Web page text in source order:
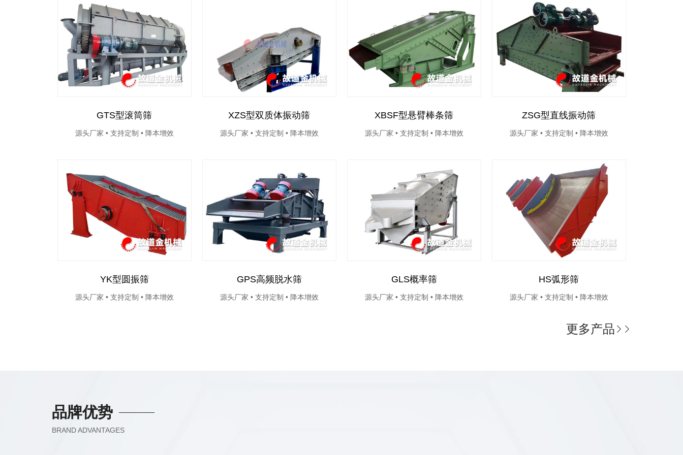
GTS型滚筒筛
源头厂家 • 支持定制 • 降本增效
XZS型双质体振动筛
源头厂家 • 支持定制 • 降本增效
XBSF型悬臂棒条筛
源头厂家 • 支持定制 • 降本增效
ZSG型直线振动筛
源头厂家 • 支持定制 • 降本增效
YK型圆振筛
源头厂家 • 支持定制 • 降本增效
GPS高频脱水筛
源头厂家 • 支持定制 • 降本增效
GLS概率筛
源头厂家 • 支持定制 • 降本增效
HS弧形筛
源头厂家 • 支持定制 • 降本增效
更多产品
品牌优势
BRAND ADVANTAGES